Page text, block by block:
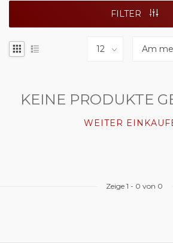
FILTER
KEINE PRODUKTE
WEITER
Zeige 1 - 0 von 0